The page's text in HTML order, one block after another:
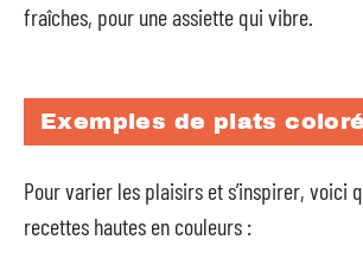
fraîches, pour une assiette qui vibre.
Exemples de plats
Pour varier les plaisirs et s’inspirer, voici
recettes hautes en couleurs :